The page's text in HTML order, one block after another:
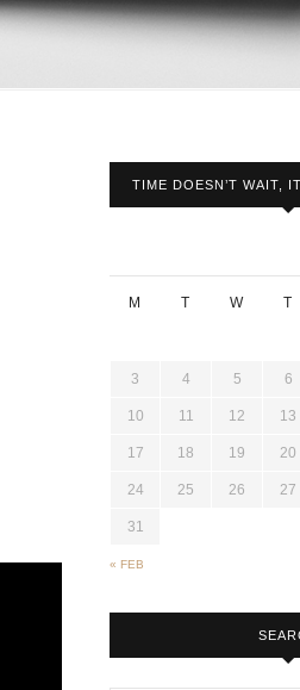
TIME DOESN’T WAIT,
M T W T
« FEB
3 4 5 6
10 11 12 13
17 18 19 20
24 25 26 27
31